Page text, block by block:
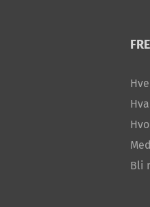
Bli